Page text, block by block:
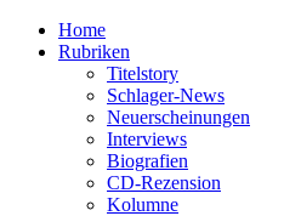
Home
Rubriken
Titelstory
Schlager-News
Neuerscheinungen
Interviews
Biografien
CD-Rezension
Kolumne